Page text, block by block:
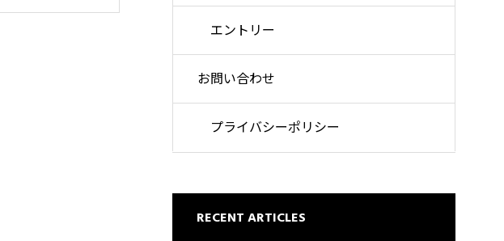
エントリー
お問い合わせ
プライバシーポリシー
RECENT ARTICLES